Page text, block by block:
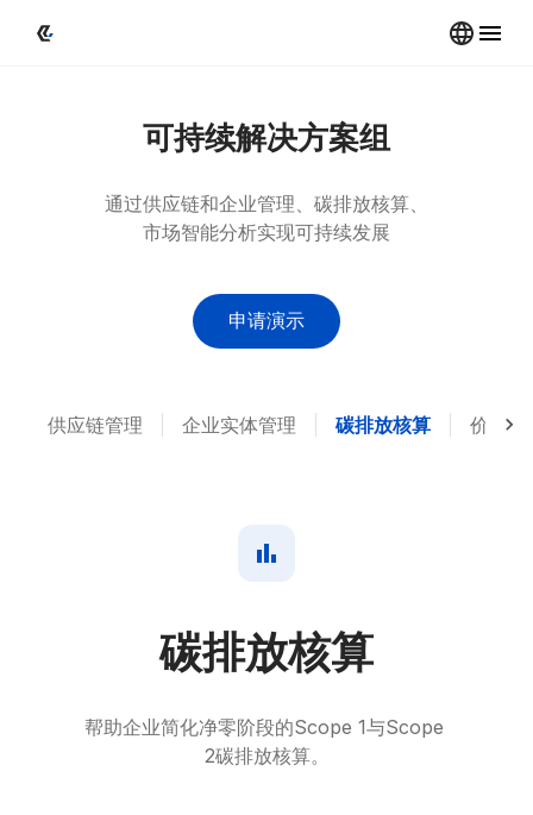
可持续解决方案组
通过供应链和企业管理、碳排放核算、
市场智能分析实现可持续发展
申请演示
供应链管理 企业实体管理 碳排放核算 价格指
碳排放核算
帮助企业简化净零阶段的Scope 1与Scope
2碳排放核算。